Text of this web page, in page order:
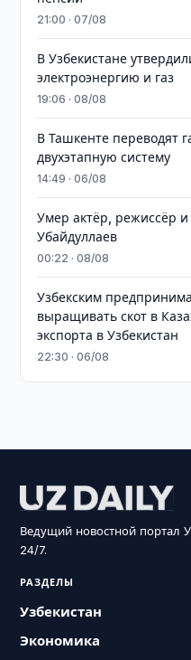
21:00 · 07/08
В Узбекистане
электроэнергию и газ
19:06 · 08/08
В Ташкенте переводят
двухэтапную систему
14:49 · 06/08
Умер актёр, режиссёр
Убайдуллаев
00:22 · 08/08
Узбекским
выращивать скот в
экспорта в Узбекистан
22:30 · 06/08
Ведущий новостной портал
24/7.
РАЗДЕЛЫ
Узбекистан
Экономика